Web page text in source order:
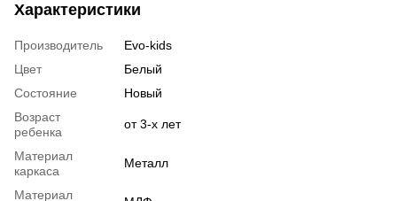
Характеристики
Производитель
Evo-kids
Цвет
Белый
Состояние
Новый
Возраст
ребенка
от 3-х лет
Материал
каркаса
Металл
Материал